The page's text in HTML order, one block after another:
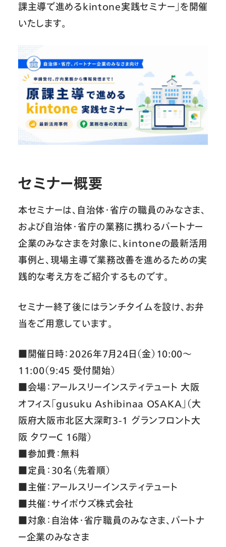
課主導で進めるkintone実践セミナー」を開催
いたします。
セミナー概要
本セミナーは、自治体・省庁の職員のみなさま、
および自治体・省庁の業務に携わるパートナー
企業のみなさまを対象に、kintoneの最新活用
事例と、現場主導で業務改善を進めるための実
践的な考え方をご紹介するものです。
セミナー終了後にはランチタイムを設け、お弁
当をご用意しています。
■開催日時：2026年7月24日（金）10:00〜
11:00（9:45 受付開始）
■会場：アールスリーインスティテュート 大阪
オフィス「gusuku Ashibinaa OSAKA」（大
阪府大阪市北区大深町3-1 グランフロント大
阪 タワーC 16階）
■参加費：無料
■定員：30名（先着順）
■主催：アールスリーインスティテュート
■共催：サイボウズ株式会社
■対象：自治体・省庁職員のみなさま、パートナ
ー企業のみなさま